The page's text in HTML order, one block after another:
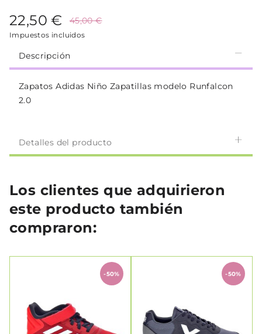
22,50 € 45,00 €
Impuestos incluidos
Descripción
Zapatos Adidas Niño Zapatillas modelo Runfalcon
2.0
Detalles del producto
Los clientes que adquirieron
este producto también
compraron:
-50% -50%